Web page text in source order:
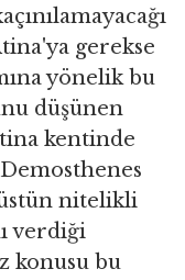
gerekse
yönelik bu
düşünen
kentinde
üstün nitelikli
verdiği
konusu bu